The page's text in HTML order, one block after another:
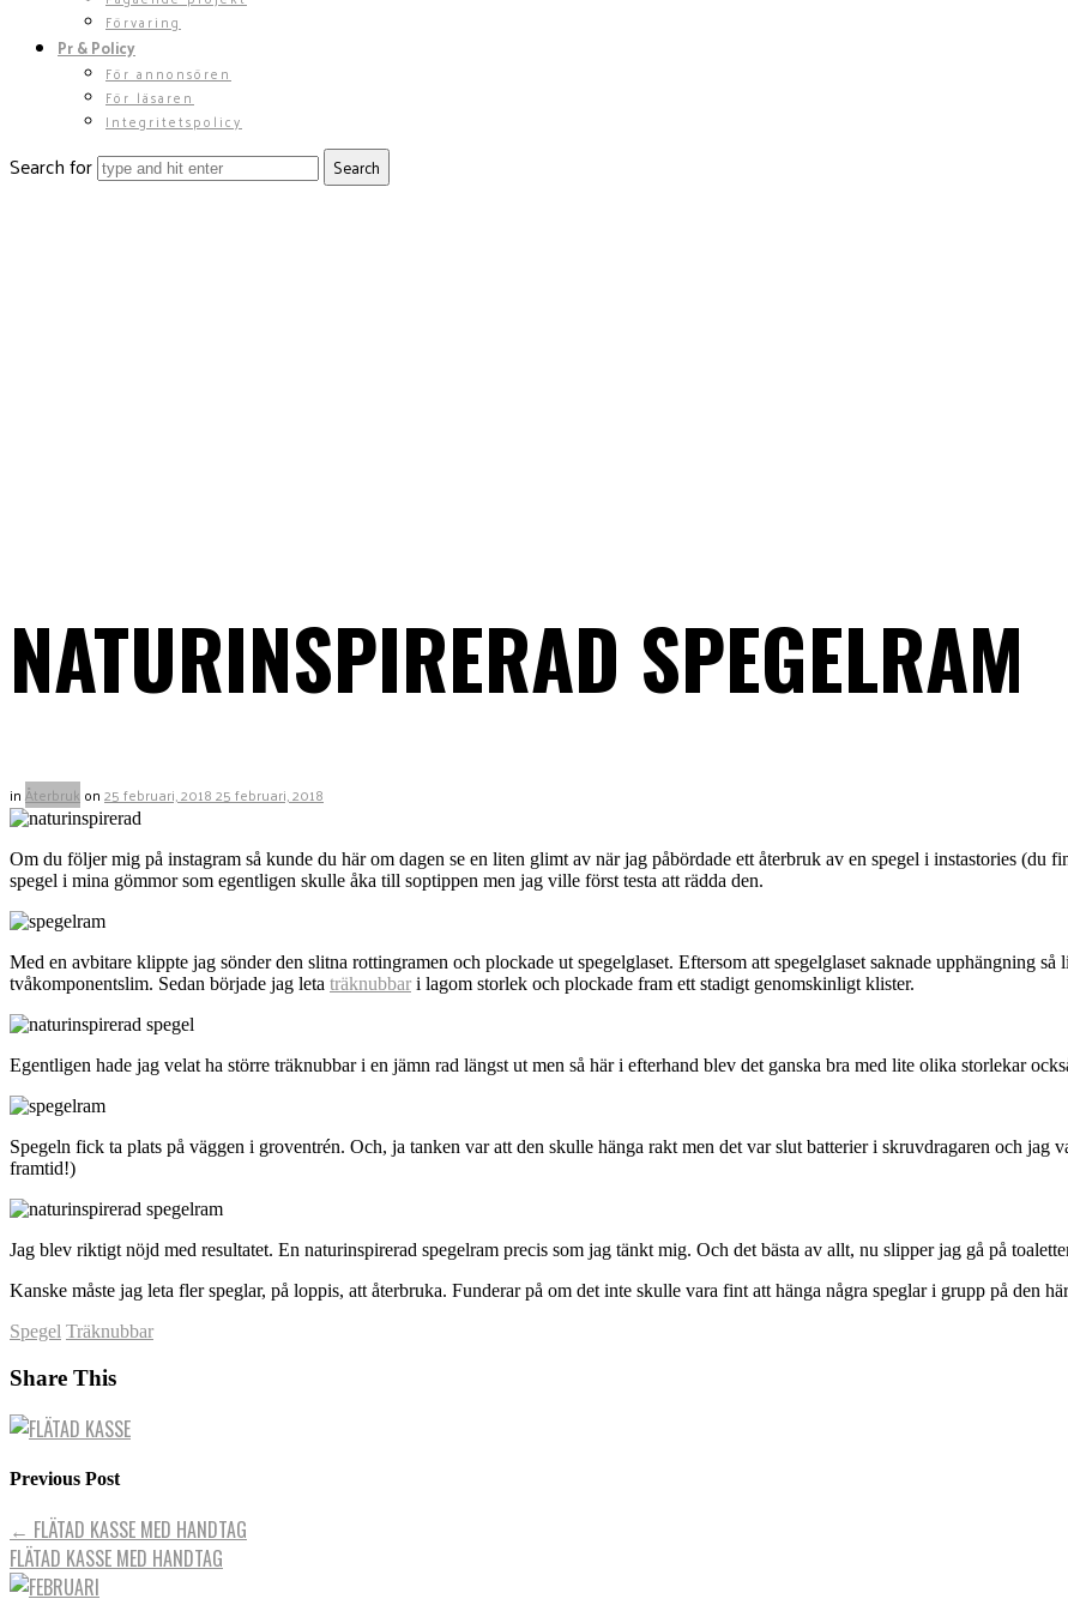
Förvaring
Pr & Policy
För annonsören
För läsaren
Integritetspolicy
Search for
NATURINSPIRERAD SPEGELRAM
inÅterbruk on25 februari, 201825 februari, 2018
Om du följer mig på instagram så kunde du här om dagen se en liten glimt av när jag påbördade ett återbruk av en spegel i instastories (du
spegel i mina gömmor som egentligen skulle åka till soptippen men jag ville först testa att rädda den.
Med en avbitare klippte jag sönder den slitna rottingramen och plockade ut spegelglaset. Eftersom att spegelglaset saknade upphängning
tvåkomponentslim. Sedan började jag leta träknubbar i lagom storlek och plockade fram ett stadigt genomskinligt klister.
Egentligen hade jag velat ha större träknubbar i en jämn rad längst ut men så här i efterhand blev det ganska bra med lite olika storlekar
Spegeln fick ta plats på väggen i groventrén. Och, ja tanken var att den skulle hänga rakt men det var slut batterier i skruvdragaren och jag
framtid!)
Jag blev riktigt nöjd med resultatet. En naturinspirerad spegelram precis som jag tänkt mig. Och det bästa av allt, nu slipper jag gå på
Kanske måste jag leta fler speglar, på loppis, att återbruka. Funderar på om det inte skulle vara fint att hänga några speglar i grupp på den
Spegel Träknubbar
Share This
Previous Post
← FLÄTAD KASSE MED HANDTAG
FLÄTAD KASSE MED HANDTAG